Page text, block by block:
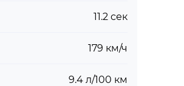
11.2 сек
179 км/ч
9.4 л/100 км